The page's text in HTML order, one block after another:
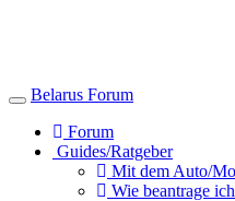
Toggle
navigation
Belarus Forum
Forum
Guides/Ratgeber
Mit dem Auto/
Wie beantrage